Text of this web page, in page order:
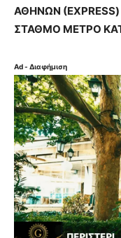
ΑΘΗΝΩΝ (EXPRESS)
ΣΤΑΘΜΟ ΜΕΤΡΟ
Ad - Διαφήμιση